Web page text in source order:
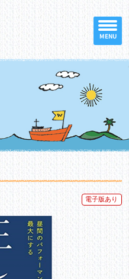
MENU
電子版あり